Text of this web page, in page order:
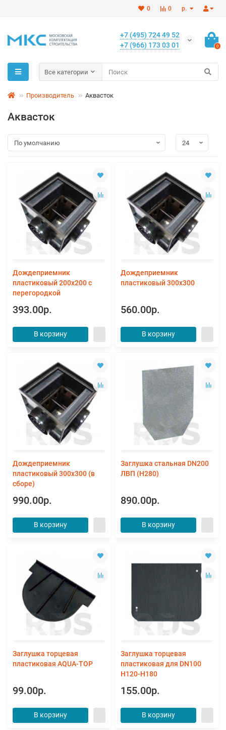
р.
0
0
+7 (495) 724 49 52
+7 (966) 173 03 01
0
Все категории
Производитель Аквасток
Аквасток
Дождеприемник
пластиковый 200х200 с
перегородкой
393.00р.
В корзину
Дождеприемник
пластиковый 300х300
560.00р.
В корзину
Дождеприемник
пластиковый 300х300 (в
сборе)
990.00р.
В корзину
Заглушка стальная DN200
ЛВП (Н280)
890.00р.
В корзину
Заглушка торцевая
пластиковая AQUA-TOP
99.00р.
В корзину
Заглушка торцевая
пластиковая для DN100
H120-H180
155.00р.
В корзину